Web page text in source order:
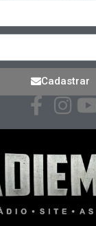
Cadastrar